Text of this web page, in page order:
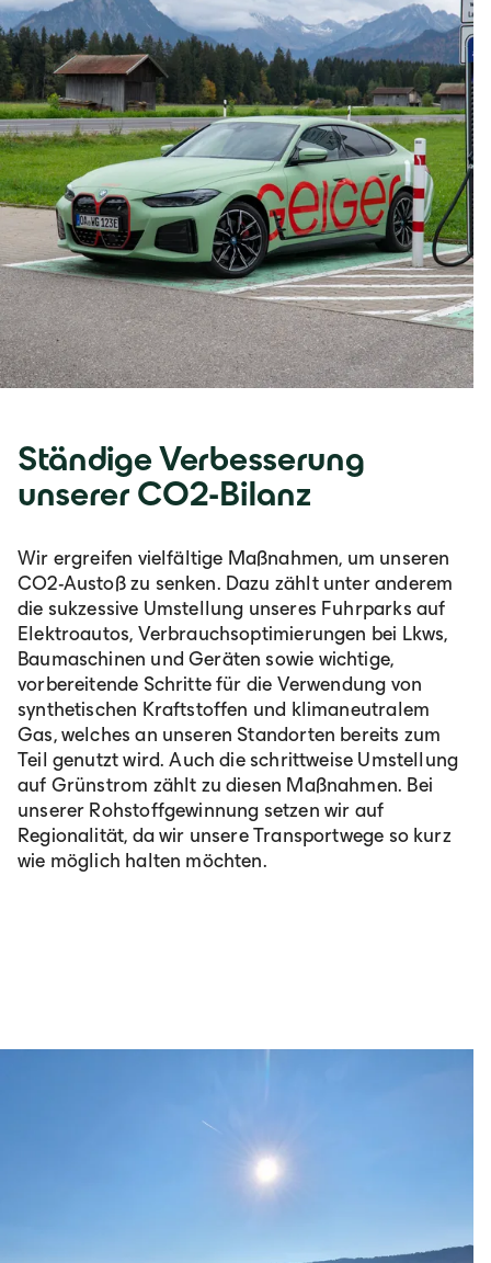
Ständige Verbesserung
unserer CO2-Bilanz
Wir ergreifen vielfältige Maßnahmen, um unseren
CO2-Austoß zu senken. Dazu zählt unter anderem
die sukzessive Umstellung unseres Fuhrparks auf
Elektroautos, Verbrauchsoptimierungen bei Lkws,
Baumaschinen und Geräten sowie wichtige,
vorbereitende Schritte für die Verwendung von
synthetischen Kraftstoffen und klimaneutralem
Gas, welches an unseren Standorten bereits zum
Teil genutzt wird. Auch die schrittweise Umstellung
auf Grünstrom zählt zu diesen Maßnahmen. Bei
unserer Rohstoffgewinnung setzen wir auf
Regionalität, da wir unsere Transportwege so kurz
wie möglich halten möchten.